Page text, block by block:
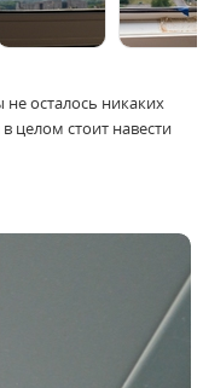
осталось никаких
целом стоит навести